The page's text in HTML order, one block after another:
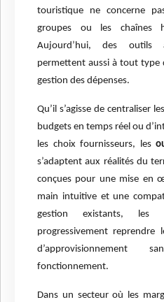
touristique ne concerne
groupes ou les chaînes
Aujourd’hui, des outils
permettent aussi à tout type
gestion des dépenses.
Qu’il s’agisse de centraliser
budgets en temps réel ou
les choix fournisseurs, les
s’adaptent aux réalités du
conçues pour une mise en
main intuitive et une
gestion existants, les
progressivement
d’approvisionnement
fonctionnement.
Dans un secteur où les